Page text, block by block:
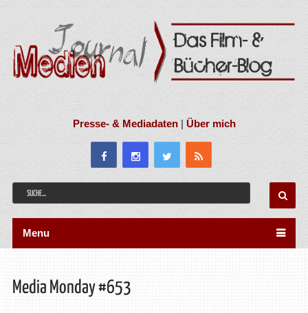
Presse- & Mediadaten|Über mich
Menu
Media Monday #653